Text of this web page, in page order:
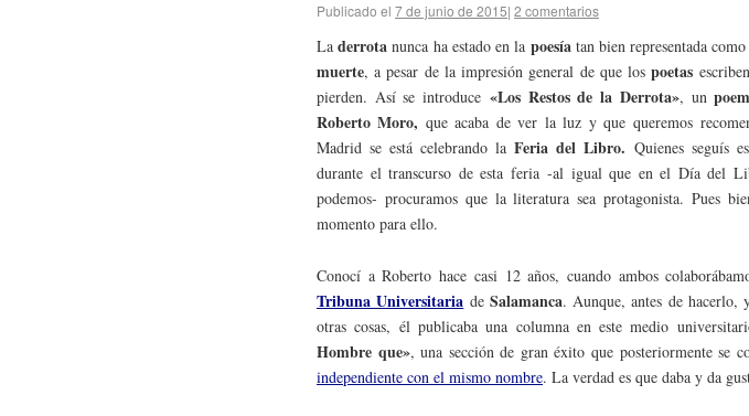
Publicado el 7 de junio de 2015| 2 comentarios
Laderrota nunca ha estado en la poesíatan bien representada
muerte, a pesar de la impresión general de que lospoetas
pierden. Así se introduce «Los Restos de la Derrota», un
Roberto Moro, que acaba de ver la luz y que queremos
Madrid se está celebrando la Feria del Libro. Quienes seguís
durante el transcurso de esta feria -al igual que en el Día del
podemos- procuramos que la literatura sea protagonista. Pues
momento para ello.
Conocí a Roberto hace casi 12 años, cuando ambos
Tribuna Universitaria de Salamanca. Aunque, antes de hacerlo,
otras cosas, él publicaba una columna en este medio
Hombre que», una sección de gran éxito que posteriormente se
independiente con el mismo nombre. La verdad es que daba y da